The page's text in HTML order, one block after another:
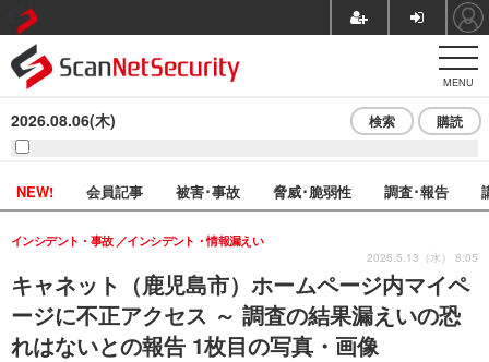
MENU
2026.08.06(木) 検索 購読
NEW! 会員記事 被害･事故 脅威･脆弱性 調査･報告
キャネット（鹿児島市）ホームページ内マイペ
ージに不正アクセス ～ 調査の結果漏えいの恐
れはないとの報告 1枚目の写真・画像
インシデント・事故 インシデント・情報漏えい
2026.5.13（水） 8:05